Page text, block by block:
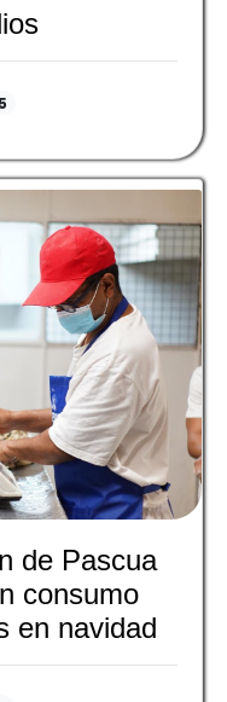
de Pascua
consumo
en navidad